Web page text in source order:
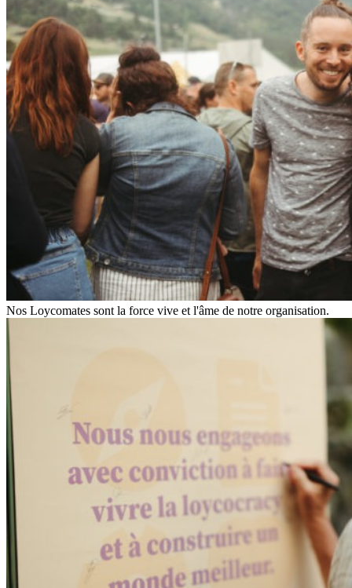
Nos Loycomates sont la force vive et l'âme de notre organisation.